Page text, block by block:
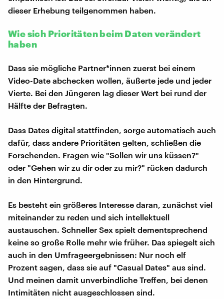
dieser Erhebung teilgenommen haben.
Wie sich Prioritäten beim Daten verändert
haben
Dass sie mögliche Partner*innen zuerst bei einem
Video-Date abchecken wollen, äußerte jede und jeder
Vierte. Bei den Jüngeren lag dieser Wert bei rund der
Hälfte der Befragten.
Dass Dates digital stattfinden, sorge automatisch auch
dafür, dass andere Prioritäten gelten, schließen die
Forschenden. Fragen wie "Sollen wir uns küssen?"
oder "Gehen wir zu dir oder zu mir?" rücken dadurch
in den Hintergrund.
Es besteht ein größeres Interesse daran, zunächst viel
miteinander zu reden und sich intellektuell
austauschen. Schneller Sex spielt dementsprechend
keine so große Rolle mehr wie früher. Das spiegelt sich
auch in den Umfrageergebnissen: Nur noch elf
Prozent sagen, dass sie auf "Casual Dates" aus sind.
Und meinen damit unverbindliche Treffen, bei denen
Intimitäten nicht ausgeschlossen sind.